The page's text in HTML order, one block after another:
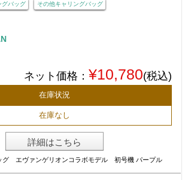
グバッグ その他キャリングバッグ
ネット価格： ¥10,780(税込)
在庫状況
在庫なし
詳細はこちら
グ エヴァンゲリオンコラボモデル 初号機 パープル